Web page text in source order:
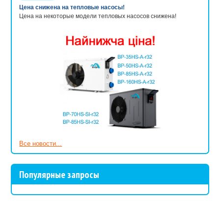
Цена снижена на тепловые насосы!
Цена на некоторые модели тепловых насосов снижена!
Все новости...
Популярные запросы